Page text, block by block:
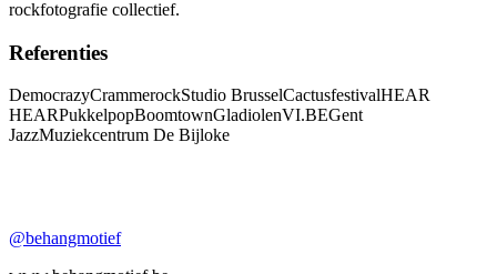
rockfotografie collectief.
Referenties
DemocrazyCrammerockStudio BrusselCactusfestivalHEAR
HEARPukkelpopBoomtownGladiolenVI.BEGent
JazzMuziekcentrum De Bijloke
@behangmotief